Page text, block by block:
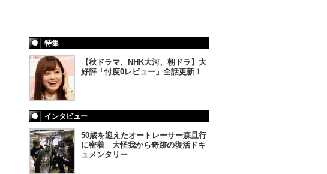
特集
【秋ドラマ、NHK大河、朝ドラ】大
好評「忖度0レビュー」全話更新！
インタビュー
50歳を迎えたオートレーサー森且行
に密着 大怪我から奇跡の復活ドキ
ュメンタリー